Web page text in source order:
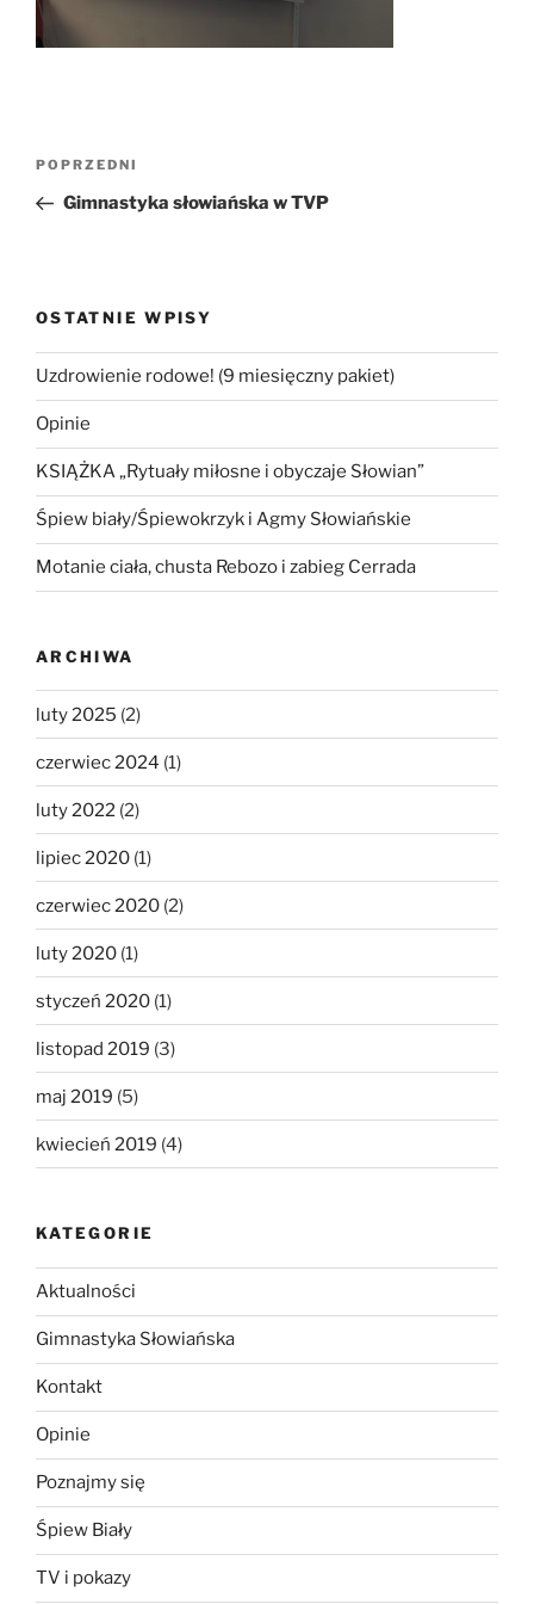
Nawigacja
Poprzedni
wpis
POPRZEDNI
Gimnastyka słowiańska w TVP
OSTATNIE WPISY
Uzdrowienie rodowe! (9 miesięczny pakiet)
Opinie
KSIĄŻKA „Rytuały miłosne i obyczaje Słowian”
Śpiew biały/Śpiewokrzyk i Agmy Słowiańskie
Motanie ciała, chusta Rebozo i zabieg Cerrada
ARCHIWA
luty 2025 (2)
czerwiec 2024 (1)
luty 2022 (2)
lipiec 2020 (1)
czerwiec 2020 (2)
luty 2020 (1)
styczeń 2020 (1)
listopad 2019 (3)
maj 2019 (5)
kwiecień 2019 (4)
KATEGORIE
Aktualności
Gimnastyka Słowiańska
Kontakt
Opinie
Poznajmy się
Śpiew Biały
TV i pokazy